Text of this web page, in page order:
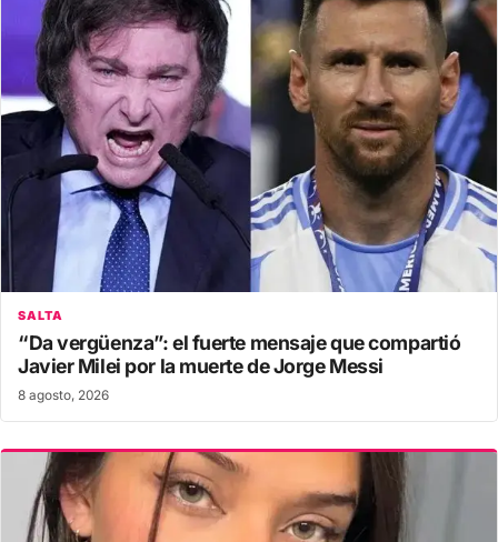
SALTA
“Da vergüenza”: el fuerte mensaje que compartió
Javier Milei por la muerte de Jorge Messi
8 agosto, 2026